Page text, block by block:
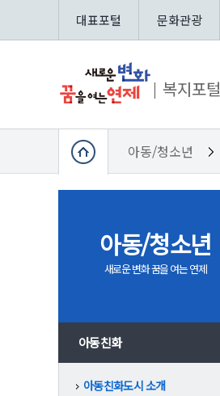
복지포털
대표포털 문화관광
아동/청소년
아동/청소년
새로운 변화 꿈을 여는 연제
아동친화
아동친화도시 소개